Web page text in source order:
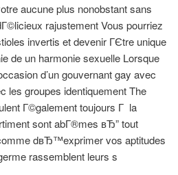
aucune plus nonobstant sans
rajustement Vous pourriez
invertis et devenir ГЄtre unique
de un harmonie sexuelle Lorsque
d’un gouvernant gay avec
les groupes identiquement The
Г©galement toujours Г la
sont abГ®mes вЂ” tout
dвЂ™exprimer vos aptitudes
rassemblent leurs s